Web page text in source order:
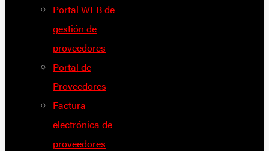
Portal WEB de
gestión de
proveedores
Portal de
Proveedores
Factura
electrónica de
proveedores